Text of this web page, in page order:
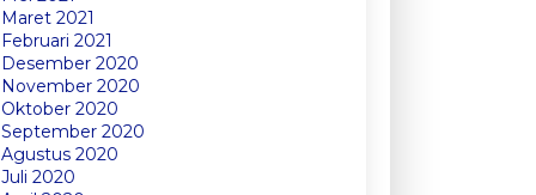
Maret 2021
Februari 2021
Desember 2020
November 2020
Oktober 2020
September 2020
Agustus 2020
Juli 2020